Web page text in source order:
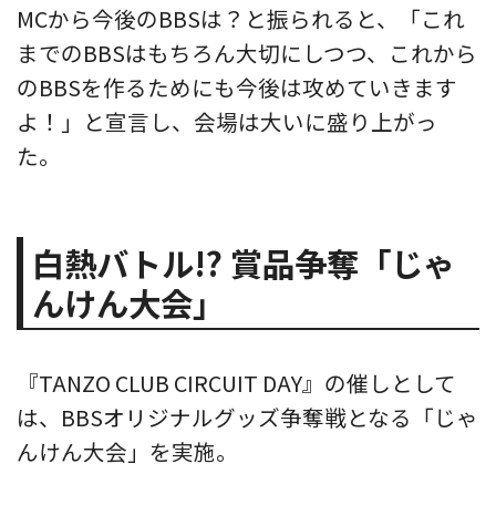
MCから今後のBBSは？と振られると、「これ
までのBBSはもちろん大切にしつつ、これから
のBBSを作るためにも今後は攻めていきます
よ！」と宣言し、会場は大いに盛り上がっ
た。
白熱バトル!? 賞品争奪「じゃ
んけん大会」
『TANZO CLUB CIRCUIT DAY』の催しとして
は、BBSオリジナルグッズ争奪戦となる「じゃ
んけん大会」を実施。